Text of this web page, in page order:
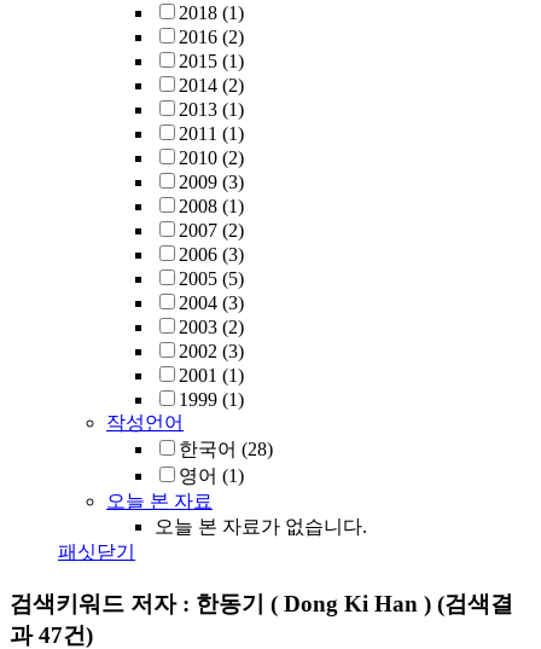
2018 (1)
2016 (2)
2015 (1)
2014 (2)
2013 (1)
2011 (1)
2010 (2)
2009 (3)
2008 (1)
2007 (2)
2006 (3)
2005 (5)
2004 (3)
2003 (2)
2002 (3)
2001 (1)
1999 (1)
작성언어
한국어 (28)
영어 (1)
오늘 본 자료
오늘 본 자료가 없습니다.
패싯닫기
검색키워드 저자 : 한동기 ( Dong Ki Han ) (검색결
과 47건)